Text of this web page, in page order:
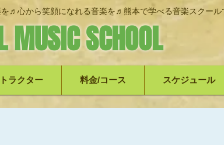
♬心から笑顔になれる音楽を♬熊本で学べる音楽スクール
MUSIC SCHOOL
ラクター 料金/コース スケジュール